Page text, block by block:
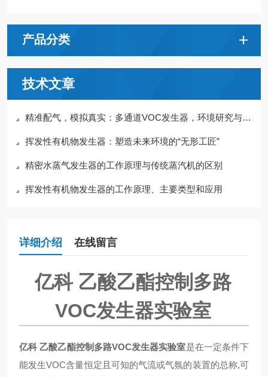
产品分类
技术文章
精准配气，模拟真实：多通道VOC发生器，环境研究与检测校准的可靠之源
挥发性有机物发生器：塑造未来环境的“无形工匠”
精密水蒸气发生器的工作原理与传统蒸汽机的区别
挥发性有机物发生器的工作原理、主要类型和应用
详细介绍 在线留言
亿科 乙酸乙酯控制多路
VOC发生器实验室
亿科 乙酸乙酯控制多路VOC发生器实验室是在一定条件下
能发生VOC含量恒定且可知的气流或气氛的装置的总称,可